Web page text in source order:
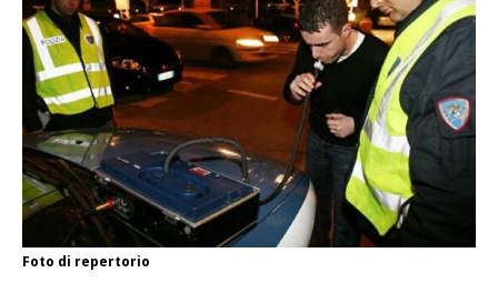
Foto di repertorio